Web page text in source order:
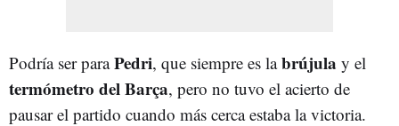
Podría ser paraPedri, que siempre es labrújula y el
termómetro del Barça, pero no tuvo el acierto de
pausar el partido cuando más cerca estaba la victoria.